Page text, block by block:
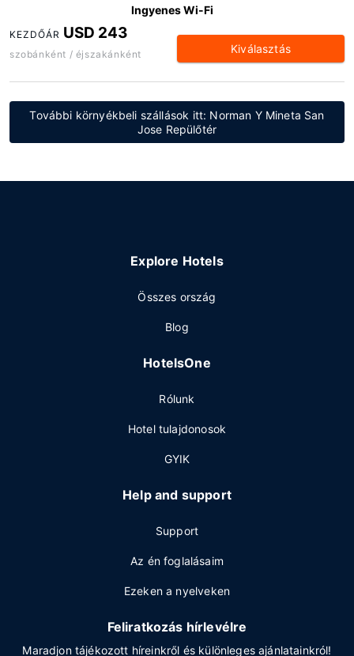
Ingyenes Wi-Fi
KEZDŐÁR USD 243
szobánként / éjszakánként Kiválasztás
További környékbeli szállások itt: Norman Y Mineta San
Jose Repülőtér
Explore Hotels
Összes ország
Blog
HotelsOne
Rólunk
Hotel tulajdonosok
GYIK
Help and support
Support
Az én foglalásaim
Ezeken a nyelveken
Feliratkozás hírlevélre
Maradjon tájékozott híreinkről és különleges ajánlatainkról!